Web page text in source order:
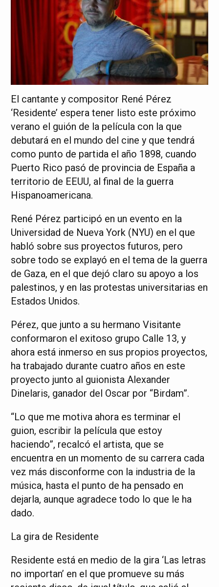
El cantante y compositor René Pérez
‘Residente’ espera tener listo este próximo
verano el guión de la película con la que
debutará en el mundo del cine y que tendrá
como punto de partida el año 1898, cuando
Puerto Rico pasó de provincia de España a
territorio de EEUU, al final de la guerra
Hispanoamericana.
René Pérez participó en un evento en la
Universidad de Nueva York (NYU) en el que
habló sobre sus proyectos futuros, pero
sobre todo se explayó en el tema de la guerra
de Gaza, en el que dejó claro su apoyo a los
palestinos, y en las protestas universitarias en
Estados Unidos.
Pérez, que junto a su hermano Visitante
conformaron el exitoso grupo Calle 13, y
ahora está inmerso en sus propios proyectos,
ha trabajado durante cuatro años en este
proyecto junto al guionista Alexander
Dinelaris, ganador del Oscar por “Birdam”.
“Lo que me motiva ahora es terminar el
guion, escribir la película que estoy
haciendo”, recalcó el artista, que se
encuentra en un momento de su carrera cada
vez más disconforme con la industria de la
música, hasta el punto de ha pensado en
dejarla, aunque agradece todo lo que le ha
dado.
La gira de Residente
Residente está en medio de la gira ‘Las letras
no importan’ en el que promueve su más